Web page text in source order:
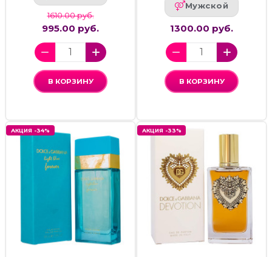
1610.00 руб.
995.00 руб.
В КОРЗИНУ
Мужской
1300.00 руб.
В КОРЗИНУ
АКЦИЯ -34% АКЦИЯ -33%